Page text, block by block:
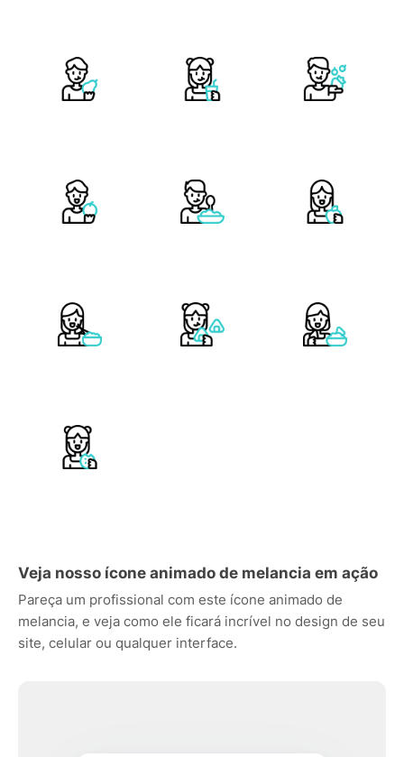
Veja nosso ícone animado de melancia em ação
Pareça um profissional com este ícone animado de
melancia, e veja como ele ficará incrível no design de seu
site, celular ou qualquer interface.